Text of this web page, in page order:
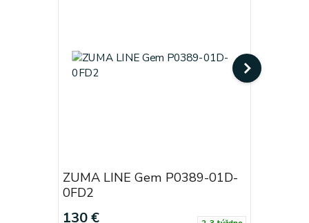
ZUMA LINE Gem P0389-01D-
0FD2
130 €